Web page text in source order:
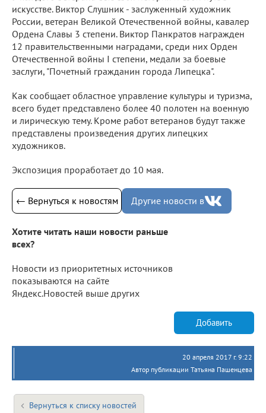
искусстве. Виктор Слушник - заслуженный художник
России, ветеран Великой Отечественной войны, кавалер
Ордена Славы 3 степени. Виктор Панкратов награжден
12 правительственными наградами, среди них Орден
Отечественной войны I степени, медали за боевые
заслуги, "Почетный гражданин города Липецка".
Как сообщает областное управление культуры и туризма,
всего будет представлено более 40 полотен на военную
и лирическую тему. Кроме работ ветеранов будут также
представлены произведения других липецких
художников.
Экспозиция проработает до 10 мая.
← Вернуться к новостям Другие новости в
Хотите читать наши новости раньше
всех?
Новости из приоритетных источников
показываются на сайте
Яндекс.Новостей выше других
Добавить
20 апреля 2017 г. 9:22
Автор публикации Татьяна Пашенцева
Вернуться к списку новостей